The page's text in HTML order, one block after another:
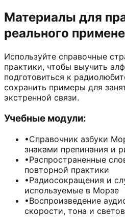
Материалы для
реального
Используйте справочные
практики, чтобы выучить
подготовиться к
сохранить примеры для
экстренной связи.
Учебные модули:
•Справочник азбуки
знаками препинания и
•Распространенные
повторной практики
•Радиосокращения и
используемые в Морзе
•Воспроизведение
скорости, тона и